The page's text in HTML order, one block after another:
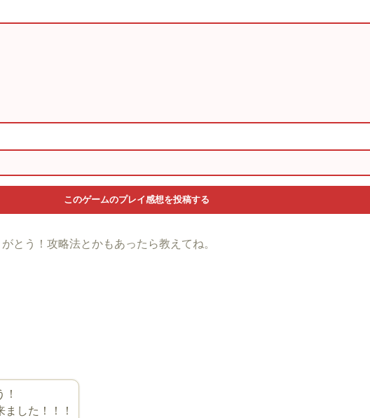
とう！攻略法とかもあったら教えてね。
した！！！